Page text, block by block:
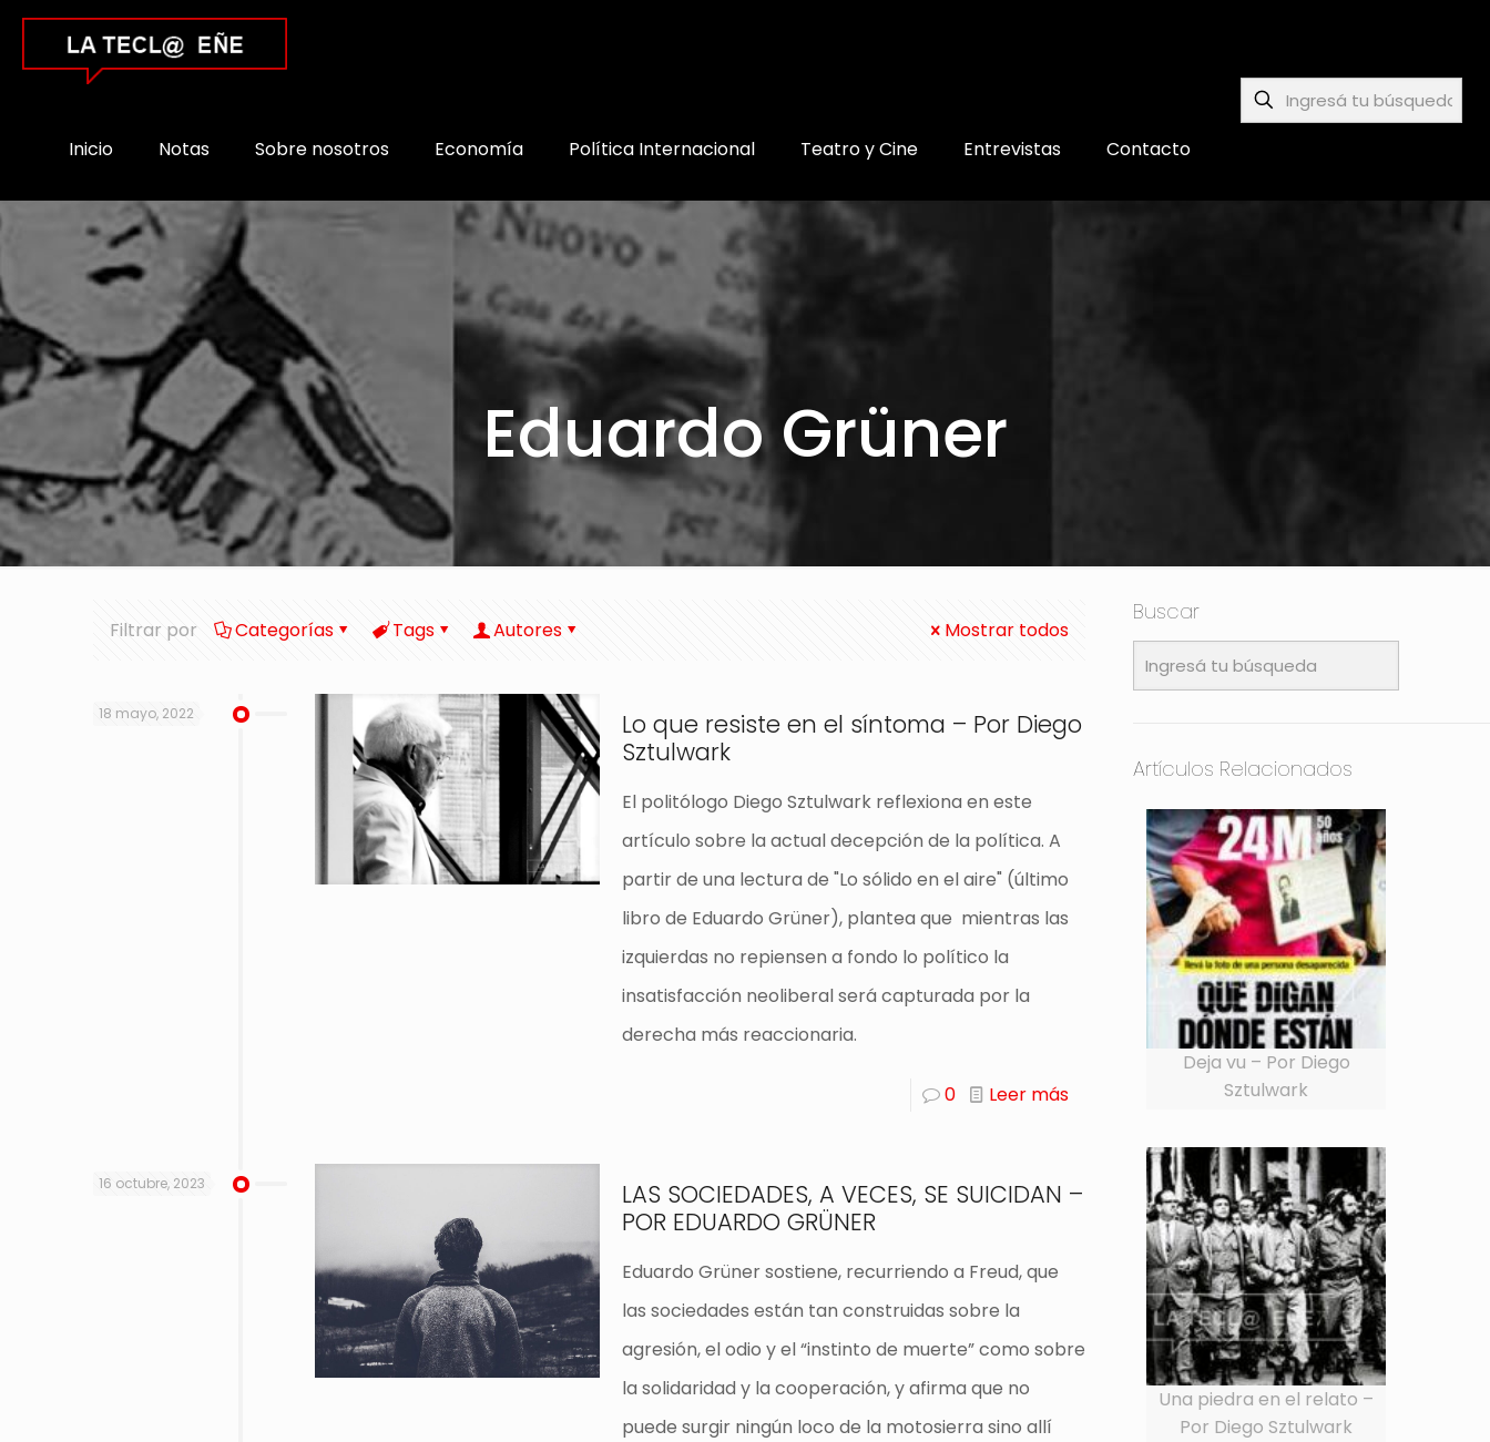
Inicio Notas Sobre nosotros Economía Política Internacional Teatro y Cine Entrevistas Contacto
Eduardo Grüner
Filtrar por Categorías Tags Autores Mostrar todos
18 mayo, 2022
Lo que resiste en el síntoma – Por Diego
Sztulwark
El politólogo Diego Sztulwark reflexiona en este
artículo sobre la actual decepción de la política. A
partir de una lectura de "Lo sólido en el aire" (último
libro de Eduardo Grüner), plantea que mientras las
izquierdas no repiensen a fondo lo político la
insatisfacción neoliberal será capturada por la
derecha más reaccionaria.
0 Leer más
16 octubre, 2023
LAS SOCIEDADES, A VECES, SE SUICIDAN –
POR EDUARDO GRÜNER
Eduardo Grüner sostiene, recurriendo a Freud, que
las sociedades están tan construidas sobre la
agresión, el odio y el “instinto de muerte” como sobre
la solidaridad y la cooperación, y afirma que no
puede surgir ningún loco de la motosierra sino allí
Buscar
Artículos Relacionados
Deja vu – Por Diego
Sztulwark
Una piedra en el relato –
Por Diego Sztulwark